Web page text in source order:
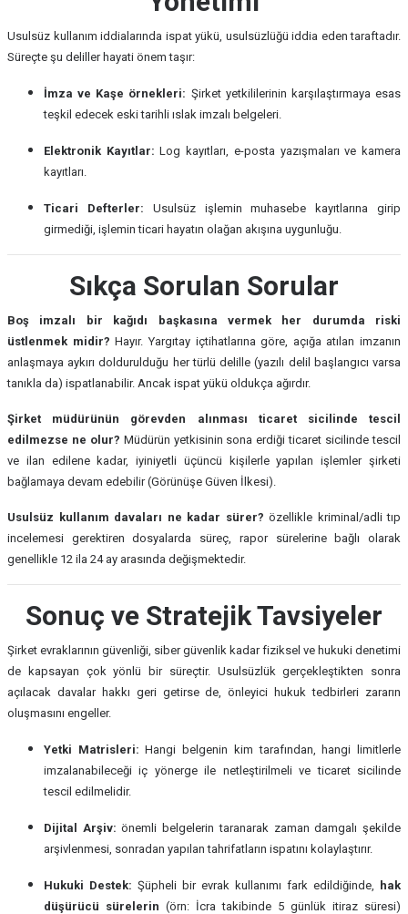
Usulsüz kullanım iddialarında ispat yükü, usulsüzlüğü iddia eden taraftadır.
Süreçte şu deliller hayati önem taşır:
İmza ve Kaşe örnekleri: Şirket yetkililerinin karşılaştırmaya esas
teşkil edecek eski tarihli ıslak imzalı belgeleri.
Elektronik Kayıtlar: Log kayıtları, e-posta yazışmaları ve kamera
kayıtları.
Ticari Defterler: Usulsüz işlemin muhasebe kayıtlarına girip
girmediği, işlemin ticari hayatın olağan akışına uygunluğu.
Sıkça Sorulan Sorular
Boş imzalı bir kağıdı başkasına vermek her durumda riski
üstlenmek midir? Hayır. Yargıtay içtihatlarına göre, açığa atılan imzanın
anlaşmaya aykırı doldurulduğu her türlü delille (yazılı delil başlangıcı varsa
tanıkla da) ispatlanabilir. Ancak ispat yükü oldukça ağırdır.
Şirket müdürünün görevden alınması ticaret sicilinde tescil
edilmezse ne olur? Müdürün yetkisinin sona erdiği ticaret sicilinde tescil
ve ilan edilene kadar, iyiniyetli üçüncü kişilerle yapılan işlemler şirketi
bağlamaya devam edebilir (Görünüşe Güven İlkesi).
Usulsüz kullanım davaları ne kadar sürer? özellikle kriminal/adli tıp
incelemesi gerektiren dosyalarda süreç, rapor sürelerine bağlı olarak
genellikle 12 ila 24 ay arasında değişmektedir.
Sonuç ve Stratejik Tavsiyeler
Şirket evraklarının güvenliği, siber güvenlik kadar fiziksel ve hukuki denetimi
de kapsayan çok yönlü bir süreçtir. Usulsüzlük gerçekleştikten sonra
açılacak davalar hakkı geri getirse de, önleyici hukuk tedbirleri zararın
oluşmasını engeller.
Yetki Matrisleri: Hangi belgenin kim tarafından, hangi limitlerle
imzalanabileceği iç yönerge ile netleştirilmeli ve ticaret sicilinde
tescil edilmelidir.
Dijital Arşiv: önemli belgelerin taranarak zaman damgalı şekilde
arşivlenmesi, sonradan yapılan tahrifatların ispatını kolaylaştırır.
Hukuki Destek: Şüpheli bir evrak kullanımı fark edildiğinde, hak
düşürücü sürelerin (örn: İcra takibinde 5 günlük itiraz süresi)